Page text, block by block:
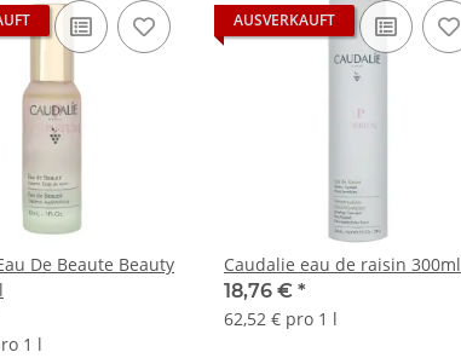
De Beaute Beauty
1 l
AUSVERKAUFT
Caudalie eau de raisin 300ml
18,76 € *
62,52 € pro 1 l